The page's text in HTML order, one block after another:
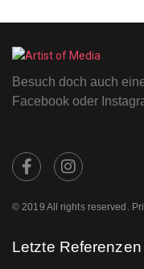
Besuch doch auch
Facebook oder
© 2019 All rights reserved.
Letzte Referenzen